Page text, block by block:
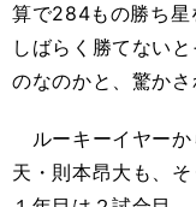
算で284もの勝ち星
しばらく勝てない
のなのかと、驚かさ
ルーキーイヤーか
天・則本昂大も、